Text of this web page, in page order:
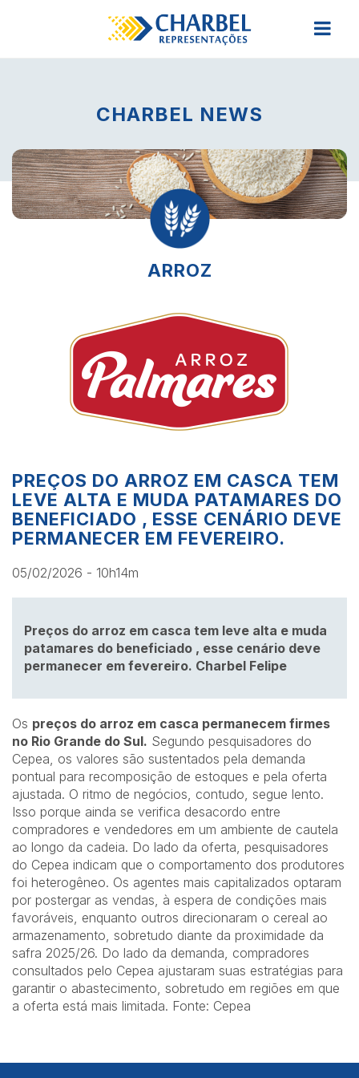
CHARBEL NEWS
ARROZ
PREÇOS DO ARROZ EM CASCA TEM
LEVE ALTA E MUDA PATAMARES DO
BENEFICIADO , ESSE CENÁRIO DEVE
PERMANECER EM FEVEREIRO.
05/02/2026 - 10h14m
Preços do arroz em casca tem leve alta e muda
patamares do beneficiado , esse cenário deve
permanecer em fevereiro. Charbel Felipe
Os preços do arroz em casca permanecem firmes
no Rio Grande do Sul. Segundo pesquisadores do
Cepea, os valores são sustentados pela demanda
pontual para recomposição de estoques e pela oferta
ajustada. O ritmo de negócios, contudo, segue lento.
Isso porque ainda se verifica desacordo entre
compradores e vendedores em um ambiente de cautela
ao longo da cadeia. Do lado da oferta, pesquisadores
do Cepea indicam que o comportamento dos produtores
foi heterogêneo. Os agentes mais capitalizados optaram
por postergar as vendas, à espera de condições mais
favoráveis, enquanto outros direcionaram o cereal ao
armazenamento, sobretudo diante da proximidade da
safra 2025/26. Do lado da demanda, compradores
consultados pelo Cepea ajustaram suas estratégias para
garantir o abastecimento, sobretudo em regiões em que
a oferta está mais limitada. Fonte: Cepea